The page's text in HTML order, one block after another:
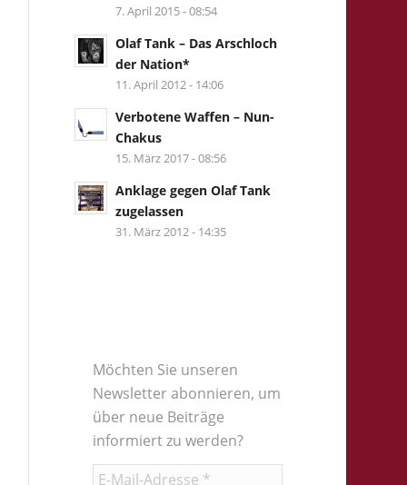
7. April 2015 - 08:54
Olaf Tank – Das Arschloch
der Nation*
11. April 2012 - 14:06
Verbotene Waffen – Nun-
Chakus
15. März 2017 - 08:56
Anklage gegen Olaf Tank
zugelassen
31. März 2012 - 14:35
Möchten Sie unseren
Newsletter abonnieren, um
über neue Beiträge
informiert zu werden?